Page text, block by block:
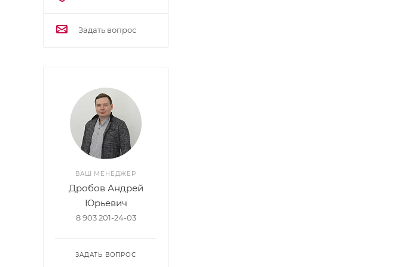
Задать вопрос
ВАШ МЕНЕДЖЕР
Дробов Андрей
Юрьевич
8 903 201-24-03
ЗАДАТЬ ВОПРОС